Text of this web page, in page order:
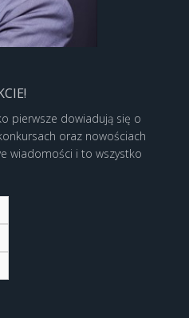
pierwsze dowiadują się o
oraz nowościach
wiadomości i to wszystko